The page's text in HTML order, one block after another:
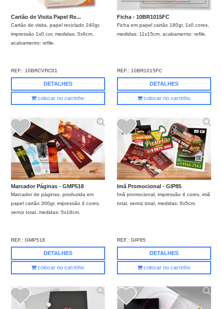
Cartão de Visita Papel Re...
Cartão de visita, papel reciclado 240gr,
impressão 1x0 cor, medidas: 5x9cm,
acabamento: refile.
REF.:10BRCVRC01
DETALHES
colocar no carrinho
Ficha - 10BR1015FC
Ficha em papel cartão 180gr, 1x0 cores,
medidas: 11x15cm, acabamento: refile.
REF.:10BR1015FC
DETALHES
colocar no carrinho
Marcador Páginas - GMP518
Marcador de páginas, produzida em
papel cartão 300gr, impressão 4 cores,
verniz total, medidas: 5x18cm.
REF.:GMP518
DETALHES
colocar no carrinho
Imã Promocional - GIP85
Imã promocional, impressão 4 cores, imã
total, verniz total, medidas: 8x5cm.
REF.:GIP85
DETALHES
colocar no carrinho